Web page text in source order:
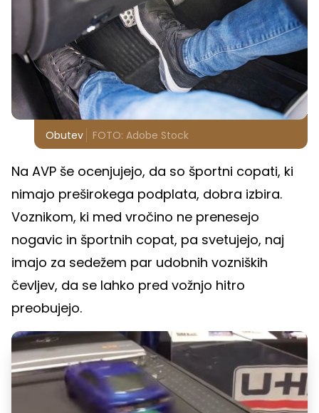
Obutev FOTO: Adobe Stock
Na AVP še ocenjujejo, da so športni copati, ki
nimajo preširokega podplata, dobra izbira.
Voznikom, ki med vročino ne prenesejo
nogavic in športnih copat, pa svetujejo, naj
imajo za sedežem par udobnih vozniških
čevljev, da se lahko pred vožnjo hitro
preobujejo.